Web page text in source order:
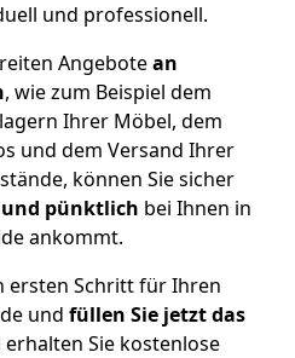
und professionell.
Angebotean
, wie zum Beispiel dem
Ihrer Möbel, dem
und dem Versand Ihrer
können Sie sicher
pünktlich bei Ihnen in
ankommt.
ersten Schritt für Ihren
und füllen Sie jetzt das
Sie kostenlose